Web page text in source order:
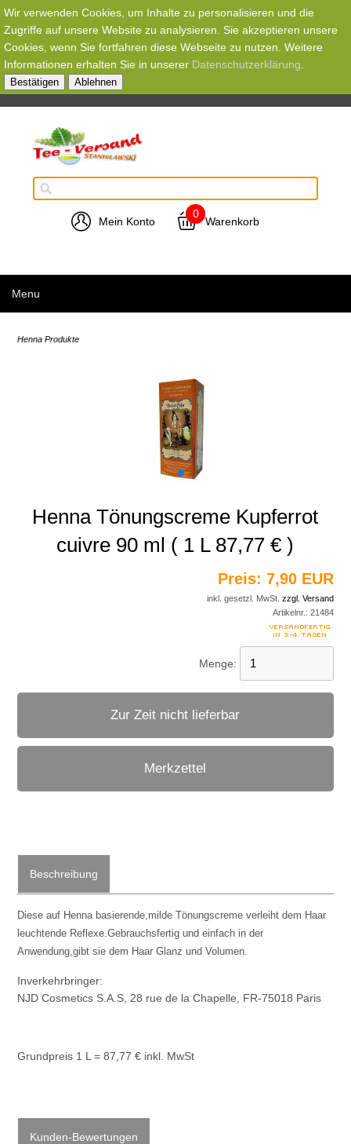
Wir verwenden Cookies, um Inhalte zu personalisieren und die
Zugriffe auf unsere Website zu analysieren. Sie akzeptieren unsere
Cookies, wenn Sie fortfahren diese Webseite zu nutzen. Weitere
Informationen erhalten Sie in unserer Datenschutzerklärung
Bestätigen Ablehnen
Mein Konto
0
Warenkorb
Menu
Henna Produkte
Henna Tönungscreme Kupferrot
cuivre 90 ml ( 1 L 87,77 € )
Preis: 7,90 EUR
inkl. gesetzl. MwSt. zzgl. Versand
Artikelnr.: 21484
Menge:
Zur Zeit nicht lieferbar
Merkzettel
Beschreibung
Diese auf Henna basierende,milde Tönungscreme verleiht dem Haar
leuchtende Reflexe.Gebrauchsfertig und einfach in der
Anwendung,gibt sie dem Haar Glanz und Volumen.
Inverkehrbringer:
NJD Cosmetics S.A.S, 28 rue de la Chapelle, FR-75018 Paris
Grundpreis 1 L = 87,77 € inkl. MwSt
Kunden-Bewertungen